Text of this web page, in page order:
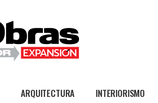
ARQUITECTURA INTERIORISMO